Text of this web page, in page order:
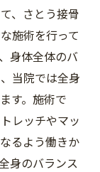
、さとう接骨
施術を行って
身体全体のバ
当院では全身
す。施術で
レッチやマッ
るよう働きか
身のバランス